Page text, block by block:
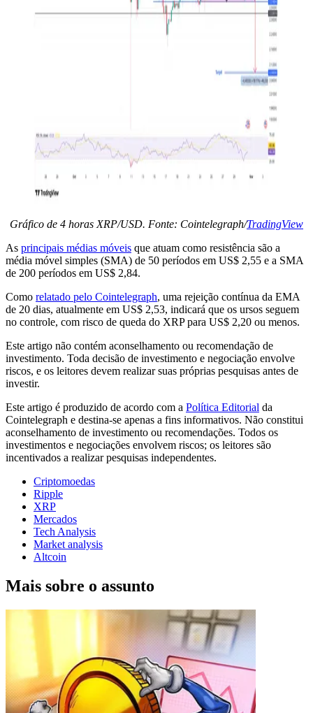
Gráfico de 4 horas XRP/USD. Fonte: Cointelegraph/TradingView
As principais médias móveis que atuam como resistência são a
média móvel simples (SMA) de 50 períodos em US$ 2,55 e a SMA
de 200 períodos em US$ 2,84.
Como relatado pelo Cointelegraph, uma rejeição contínua da EMA
de 20 dias, atualmente em US$ 2,53, indicará que os ursos seguem
no controle, com risco de queda do XRP para US$ 2,20 ou menos.
Este artigo não contém aconselhamento ou recomendação de
investimento. Toda decisão de investimento e negociação envolve
riscos, e os leitores devem realizar suas próprias pesquisas antes de
investir.
Este artigo é produzido de acordo com a Política Editorial da
Cointelegraph e destina-se apenas a fins informativos. Não constitui
aconselhamento de investimento ou recomendações. Todos os
investimentos e negociações envolvem riscos; os leitores são
incentivados a realizar pesquisas independentes.
Criptomoedas
Ripple
XRP
Mercados
Tech Analysis
Market analysis
Altcoin
Mais sobre o assunto